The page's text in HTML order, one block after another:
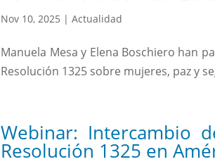
Nov 10, 2025 |Actualidad
Manuela Mesa y Elena Boschiero han
Resolución 1325 sobre mujeres, paz y
Webinar: Intercambio
Resolución 1325 en